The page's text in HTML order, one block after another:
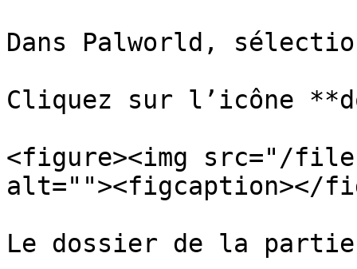
Dans Palworld,
Cliquez sur l’icône
<figure><img src="/files/
alt=""><figcaption></
Le dossier de la